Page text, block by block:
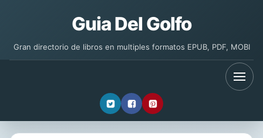
Guia Del Golfo
Gran directorio de libros en multiples formatos EPUB, PDF, MOBI